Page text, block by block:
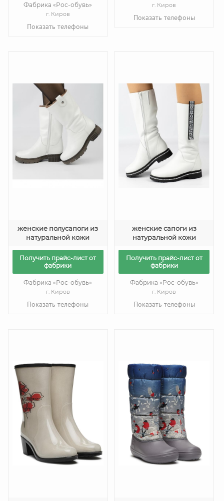
Фабрика «Рос-обувь»
г. Киров
Показать телефоны
г. Киров
Показать телефоны
женские полусапоги из
натуральной кожи
Получить прайс-лист от
фабрики
Фабрика «Рос-обувь»
г. Киров
Показать телефоны
женские сапоги из
натуральной кожи
Получить прайс-лист от
фабрики
Фабрика «Рос-обувь»
г. Киров
Показать телефоны